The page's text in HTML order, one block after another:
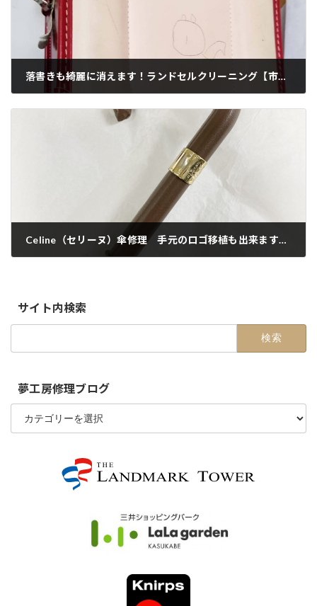
落書きも綺麗に消えます！ランドセルクリーニング【市川店】
Celine（セリーヌ）傘修理 手元のロゴ移植も出来ます！【郵送・配送修理】
サイト内検索
夢工房修理ブログ
夢
房